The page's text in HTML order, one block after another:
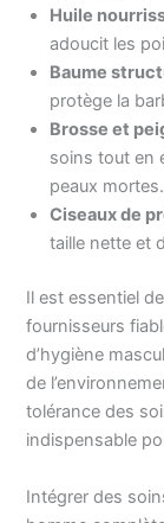
Huile
adoucit les
Baume
protège la
Brosse et
soins tout en
peaux mortes.
Ciseaux de
taille nette et
Il est essentiel
fournisseurs
d’hygiène
de
tolérance des
indispensable
Intégrer des